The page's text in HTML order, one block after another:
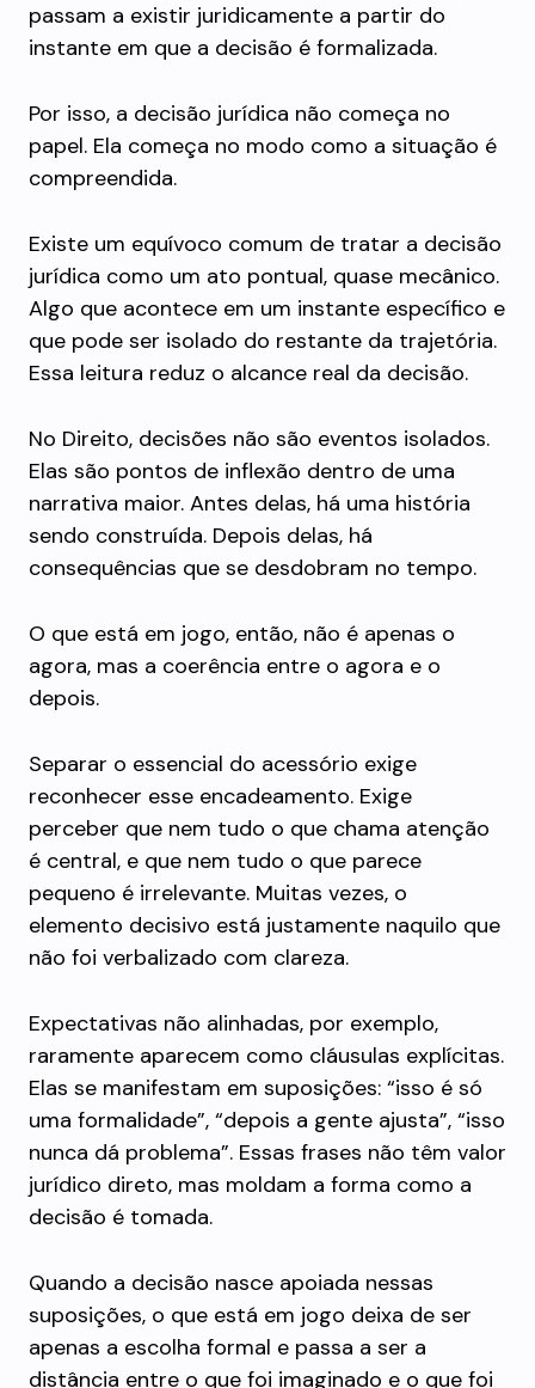
passam a existir juridicamente a partir do
instante em que a decisão é formalizada.
Por isso, a decisão jurídica não começa no
papel. Ela começa no modo como a situação é
compreendida.
Existe um equívoco comum de tratar a decisão
jurídica como um ato pontual, quase mecânico.
Algo que acontece em um instante específico e
que pode ser isolado do restante da trajetória.
Essa leitura reduz o alcance real da decisão.
No Direito, decisões não são eventos isolados.
Elas são pontos de inflexão dentro de uma
narrativa maior. Antes delas, há uma história
sendo construída. Depois delas, há
consequências que se desdobram no tempo.
O que está em jogo, então, não é apenas o
agora, mas a coerência entre o agora e o
depois.
Separar o essencial do acessório exige
reconhecer esse encadeamento. Exige
perceber que nem tudo o que chama atenção
é central, e que nem tudo o que parece
pequeno é irrelevante. Muitas vezes, o
elemento decisivo está justamente naquilo que
não foi verbalizado com clareza.
Expectativas não alinhadas, por exemplo,
raramente aparecem como cláusulas explícitas.
Elas se manifestam em suposições: “isso é só
uma formalidade”, “depois a gente ajusta”, “isso
nunca dá problema”. Essas frases não têm valor
jurídico direto, mas moldam a forma como a
decisão é tomada.
Quando a decisão nasce apoiada nessas
suposições, o que está em jogo deixa de ser
apenas a escolha formal e passa a ser a
distância entre o que foi imaginado e o que foi